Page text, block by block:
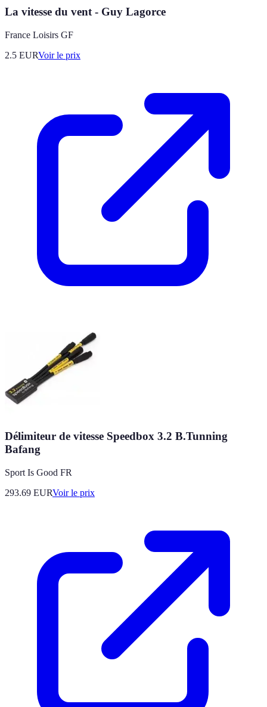
La vitesse du vent - Guy Lagorce
France Loisirs GF
2.5 EURVoir le prix
Délimiteur de vitesse Speedbox 3.2 B.Tunning
Bafang
Sport Is Good FR
293.69 EURVoir le prix